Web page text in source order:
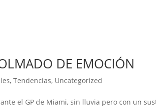
DE EMOCIÓN
,Tendencias, Uncategorized
el GP de Miami, sin lluvia pero con un